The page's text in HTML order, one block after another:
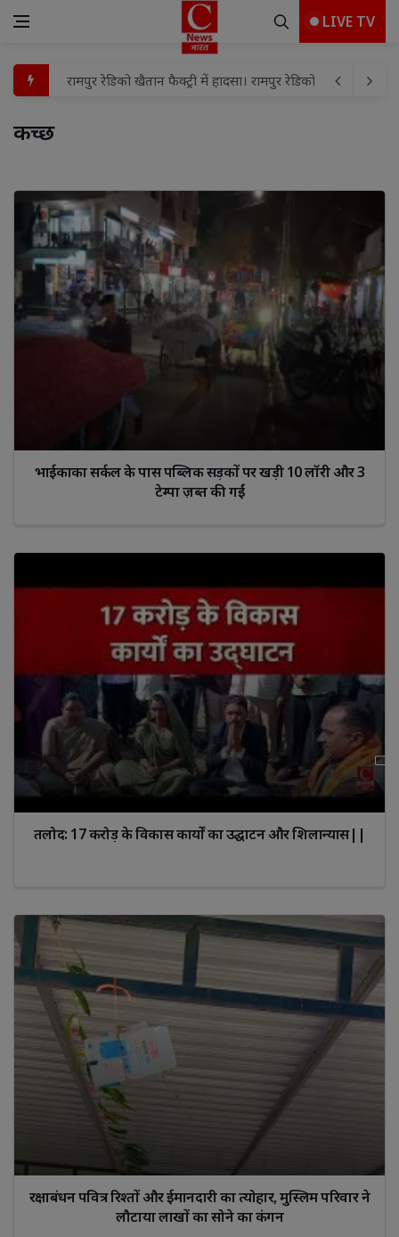
LIVE TV
रामपुर रेडिको खैतान फैक्ट्री में हादसा। रामपुर रेडिको खैतान फैक्ट्री
प्रयागराज मे माफिया अतीक अहमद के छोटे बेटे अबाँन क़ो उसके
पूर्व विधायक विजय मिश्रा की पत्नी रामलली मिश्रा को हाईकोर्ट
विद्या, बुद्धि और विवेक से ही कार्य की सिद्धि संभव : विशाश्री माताजी
गुढ़ में ‘मुख्यमंत्री जन विश्वास अभियान’ पर ही उठे सवाल!पार्षद
बाढ़ प्रभावित परिवारों को दातागंज विधायक ने वितरित की राहत
कांवड़ यात्रा मार्ग का डीएम व एसएसपी ने किया स्थलीय निरीक्षण,
कच्छ
भाईकाका सर्कल के पास पब्लिक सड़कों पर खड़ी 10 लॉरी और 3
टेम्पा ज़ब्त की गईं
तलोद: 17 करोड़ के विकास कार्यों का उद्घाटन और शिलान्यास||
रक्षाबंधन पवित्र रिश्तों और ईमानदारी का त्योहार, मुस्लिम परिवार ने
लौटाया लाखों का सोने का कंगन